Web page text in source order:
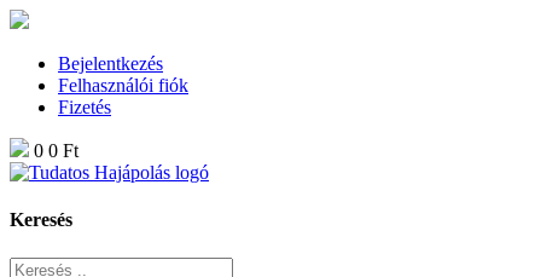
Bejelentkezés
Felhasználói fiók
Fizetés
0 0 Ft
Keresés